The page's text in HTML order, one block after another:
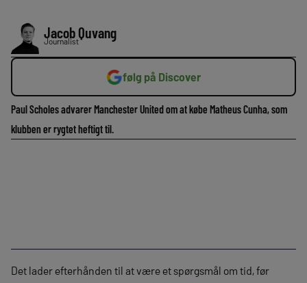
Jacob Quvang
Journalist
følg på Discover
Paul Scholes advarer Manchester United om at købe Matheus Cunha, som
klubben er rygtet heftigt til.
Det lader efterhånden til at være et spørgsmål om tid, før